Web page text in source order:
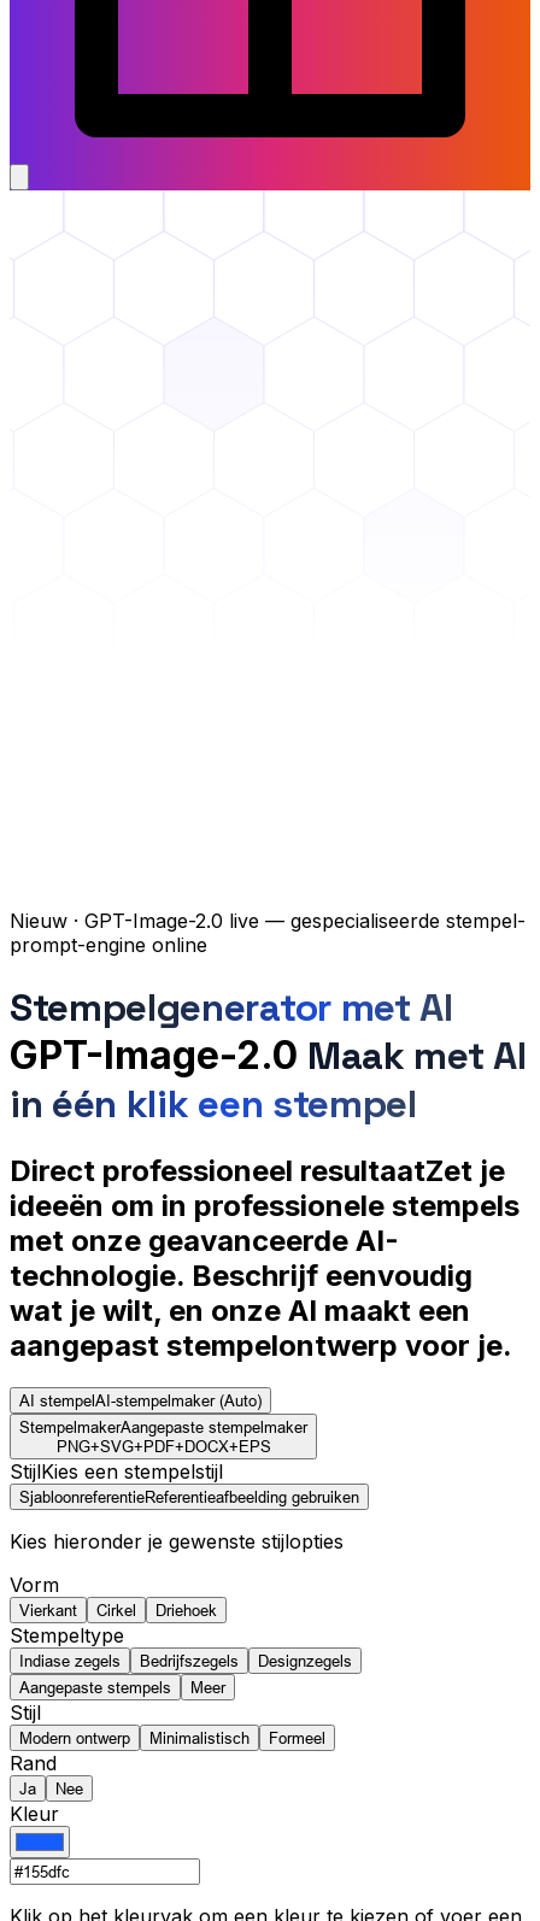
Nieuw · GPT-Image-2.0 live — gespecialiseerde stempel-
prompt-engine online
Stempelgenerator met AI
GPT-Image-2.0 Maak met AI
in één klik een stempel
Direct professioneel resultaatZet je
ideeën om in professionele stempels
met onze geavanceerde AI-
technologie. Beschrijf eenvoudig
wat je wilt, en onze AI maakt een
aangepast stempelontwerp voor je.
AI stempelAI-stempelmaker (Auto)
StempelmakerAangepaste stempelmaker
PNG+SVG+PDF+DOCX+EPS
StijlKies een stempelstijl
SjabloonreferentieReferentieafbeelding gebruiken
Kies hieronder je gewenste stijlopties
Vorm
Vierkant Cirkel Driehoek
Stempeltype
Indiase zegels Bedrijfszegels
Designzegels
Aangepaste stempels
Meer
Stijl
Modern ontwerp Minimalistisch Formeel
Rand
Ja Nee
Kleur
Klik op het kleurvak om een kleur te kiezen of voer een